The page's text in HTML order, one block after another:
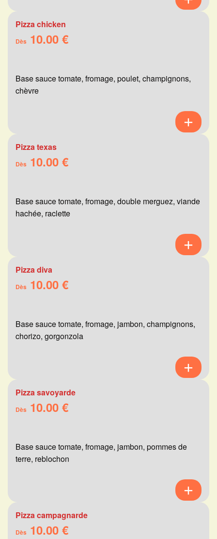
Pizza chicken
Dès 10.00 €
Base sauce tomate, fromage, poulet, champignons,
chèvre
Pizza texas
Dès 10.00 €
Base sauce tomate, fromage, double merguez, viande
hachée, raclette
Pizza diva
Dès 10.00 €
Base sauce tomate, fromage, jambon, champignons,
chorizo, gorgonzola
Pizza savoyarde
Dès 10.00 €
Base sauce tomate, fromage, jambon, pommes de
terre, reblochon
Pizza campagnarde
Dès 10.00 €